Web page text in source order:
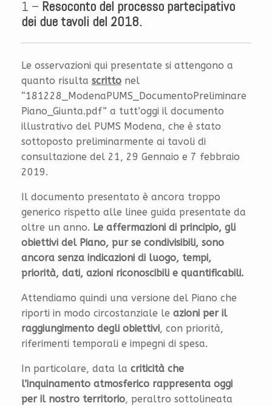
1 – Resoconto del processo partecipativo
dei due tavoli del 2018.
Le osservazioni qui presentate si attengono a
quanto risulta scritto nel
“181228_ModenaPUMS_DocumentoPreliminare
Piano_Giunta.pdf” a tutt’oggi il documento
illustrativo del PUMS Modena, che è stato
sottoposto preliminarmente ai tavoli di
consultazione del 21, 29 Gennaio e 7 febbraio
2019.
Il documento presentato è ancora troppo
generico rispetto alle linee guida presentate da
oltre un anno. Le affermazioni di principio, gli
obiettivi del Piano, pur se condivisibili, sono
ancora senza indicazioni di luogo, tempi,
priorità, dati, azioni riconoscibili e quantificabili.
Attendiamo quindi una versione del Piano che
riporti in modo circostanziale le azioni per il
raggiungimento degli obiettivi, con priorità,
riferimenti temporali e impegni di spesa.
In particolare, data la criticità che
l’inquinamento atmosferico rappresenta oggi
per il nostro territorio, peraltro sottolineata